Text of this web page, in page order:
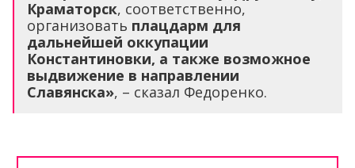
Краматорск, соответственно,
организовать плацдарм для
дальнейшей оккупации
Константиновки, а также возможное
выдвижение в направлении
Славянска», – сказал Федоренко.